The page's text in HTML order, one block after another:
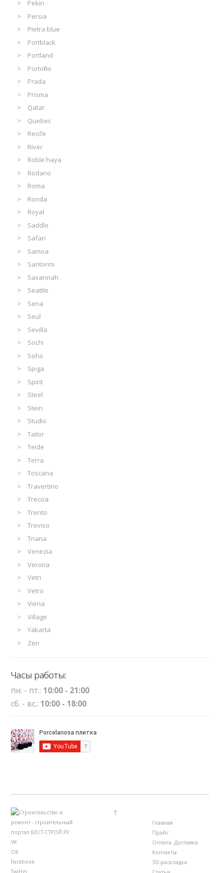
Pekin
Persia
Pietra blue
Portblack
Portland
Portofino
Prada
Prisma
Qatar
Quebec
Recife
River
Roble haya
Rodano
Roma
Ronda
Royal
Saddle
Safari
Samoa
Santorini
Savannah
Seattle
Sena
Seul
Sevilla
Sochi
Soho
Spiga
Spirit
Steel
Stein
Studio
Tailor
Teide
Terra
Toscana
Travertino
Treccia
Trento
Treviso
Triana
Venezia
Verona
Vetri
Vetro
Viena
Village
Yakarta
Zen
Часы работы:
пн. - пт.: 10:00 - 21:00
сб. - вс.: 10:00 - 18:00
VK
ОК
Facebook
Twitter
↑
Главная
Прайс
Оплата. Доставка
Контакты
3D-раскладка